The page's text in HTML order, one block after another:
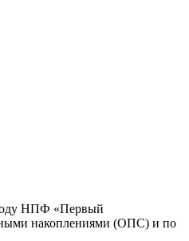
НПФ «Первый
накоплениями (ОПС) и по